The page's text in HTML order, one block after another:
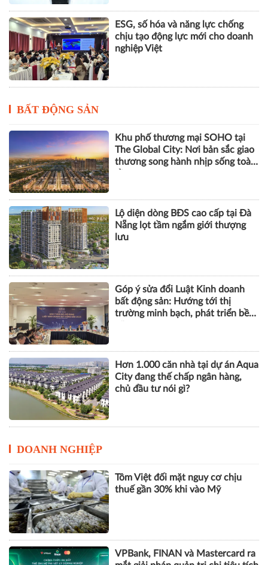
Khai giảng Chương trình CEO
2026, nâng cao năng lực quản trị
cho doanh nghiệp nhỏ và vừa
BẤT ĐỘNG SẢN
Khu phố thương mại SOHO tại
The Global City: Nơi bản sắc giao
thương song hành nhịp sống toàn
Lộ diện dòng BĐS cao cấp tại Đà
Nẵng lọt tầm ngắm giới thượng
lưu
Góp ý sửa đổi Luật Kinh doanh
bất động sản: Hướng tới thị
trường minh bạch, phát triển bền
chủ đầu tư nói gì?
DOANH NGHIỆP
Tôm Việt đối mặt nguy cơ chịu